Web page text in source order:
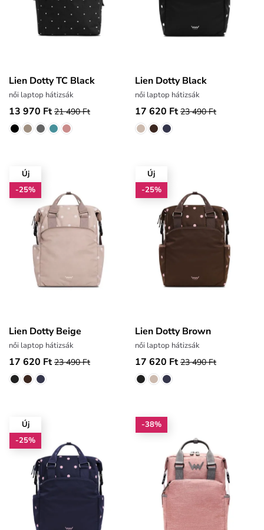
Lien Dotty TC Black
női laptop hátizsák
13 970 Ft 21 490 Ft
Lien Dotty Black
női laptop hátizsák
17 620 Ft 23 490 Ft
Új
-25%
Lien Dotty Beige
női laptop hátizsák
17 620 Ft 23 490 Ft
Új
-25%
Lien Dotty Brown
női laptop hátizsák
17 620 Ft 23 490 Ft
Új
-25%
-38%